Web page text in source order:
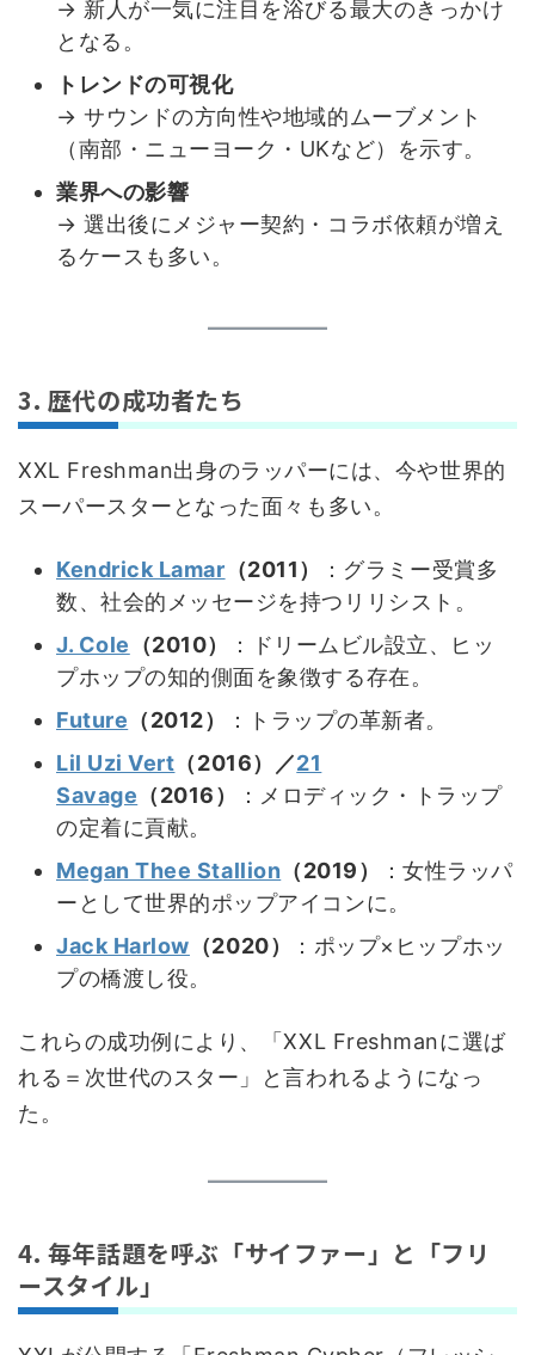
→ 新人が一気に注目を浴びる最大のきっかけ
となる。
トレンドの可視化
→ サウンドの方向性や地域的ムーブメント
（南部・ニューヨーク・UKなど）を示す。
業界への影響
→ 選出後にメジャー契約・コラボ依頼が増え
るケースも多い。
3. 歴代の成功者たち
XXL Freshman出身のラッパーには、今や世界的
スーパースターとなった面々も多い。
Kendrick Lamar （2011）
：グラミー受賞多
数、社会的メッセージを持つリリシスト。
J. Cole （2010）
：ドリームビル設立、ヒッ
プホップの知的側面を象徴する存在。
Future （2012）
：トラップの革新者。
Lil Uzi Vert （2016）／21
Savage （2016）
：メロディック・トラップ
の定着に貢献。
Megan Thee Stallion （2019）
：女性ラッパ
ーとして世界的ポップアイコンに。
Jack Harlow （2020）
：ポップ×ヒップホッ
プの橋渡し役。
これらの成功例により、「XXL Freshmanに選ば
れる＝次世代のスター」と言われるようになっ
た。
4. 毎年話題を呼ぶ「サイファー」と「フリ
ースタイル」